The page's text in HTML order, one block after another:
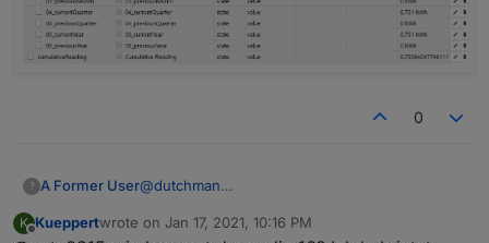
values under year statistics
0
? A Former User@dutchman
installiert.
Was kann ich nun tun um den Wert für heute
K
Offline
Kueppertwrote on Jan 17, 2021, 10:16 PM
last edited by